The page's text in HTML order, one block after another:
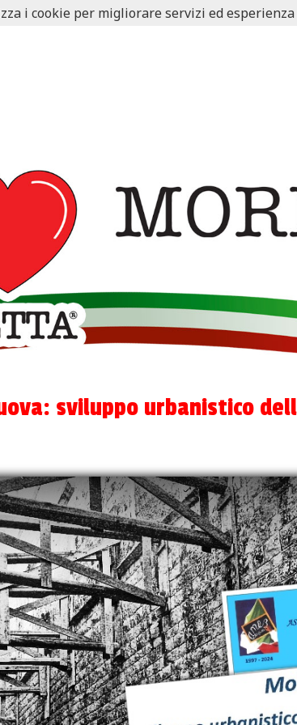
sviluppo urbanistico
i cookie per migliorare servizi ed